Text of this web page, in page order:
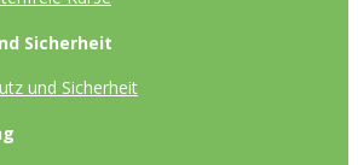
Sicherheit
und Sicherheit